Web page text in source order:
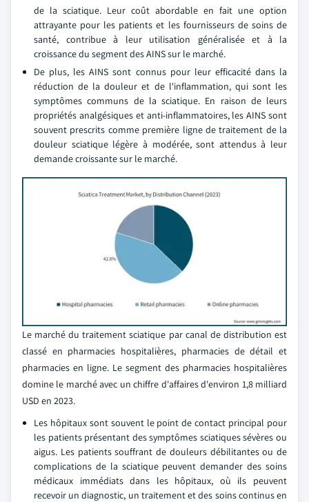
de la sciatique. Leur coût abordable en fait une option
attrayante pour les patients et les fournisseurs de soins de
santé, contribue à leur utilisation généralisée et à la
croissance du segment des AINS sur le marché.
De plus, les AINS sont connus pour leur efficacité dans la
réduction de la douleur et de l'inflammation, qui sont les
symptômes communs de la sciatique. En raison de leurs
propriétés analgésiques et anti-inflammatoires, les AINS sont
souvent prescrits comme première ligne de traitement de la
douleur sciatique légère à modérée, sont attendus à leur
demande croissante sur le marché.
Le marché du traitement sciatique par canal de distribution est
classé en pharmacies hospitalières, pharmacies de détail et
pharmacies en ligne. Le segment des pharmacies hospitalières
domine le marché avec un chiffre d'affaires d'environ 1,8 milliard
USD en 2023.
Les hôpitaux sont souvent le point de contact principal pour
les patients présentant des symptômes sciatiques sévères ou
aigus. Les patients souffrant de douleurs débilitantes ou de
complications de la sciatique peuvent demander des soins
médicaux immédiats dans les hôpitaux, où ils peuvent
recevoir un diagnostic, un traitement et des soins continus en